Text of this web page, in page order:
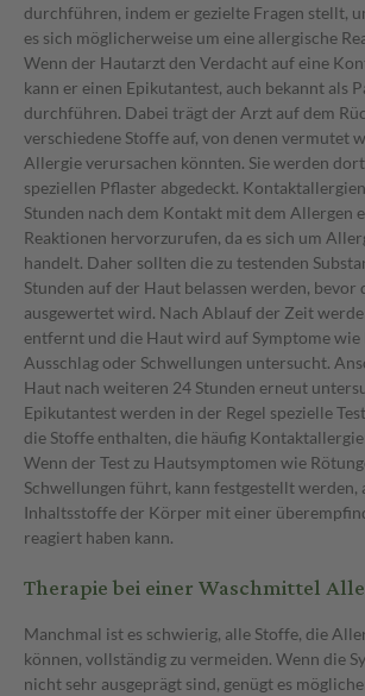
durchführen, indem er gezielte Fragen stellt,
es sich möglicherweise um eine allergische
Wenn der Hautarzt den Verdacht auf eine
kann er einen Epikutantest, auch bekannt als
durchführen. Dabei trägt der Arzt auf dem
verschiedene Stoffe auf, von denen vermutet
Allergie verursachen könnten. Sie werden
speziellen Pflaster abgedeckt.
Stunden nach dem Kontakt mit dem Allergen
Reaktionen hervorzurufen, da es sich um
handelt. Daher sollten die zu testenden
Stunden auf der Haut belassen werden, bevor
ausgewertet wird. Nach Ablauf der Zeit
entfernt und die Haut wird auf Symptome wie
Ausschlag oder Schwellungen untersucht.
Haut nach weiteren 24 Stunden erneut
Epikutantest werden in der Regel spezielle
die Stoffe enthalten, die häufig
Wenn der Test zu Hautsymptomen wie
Schwellungen führt, kann festgestellt werden,
Inhaltsstoffe der Körper mit einer
reagiert haben kann.
Therapie bei einer Waschmittel
Manchmal ist es schwierig, alle Stoffe, die
können, vollständig zu vermeiden. Wenn die
nicht sehr ausgeprägt sind, genügt es